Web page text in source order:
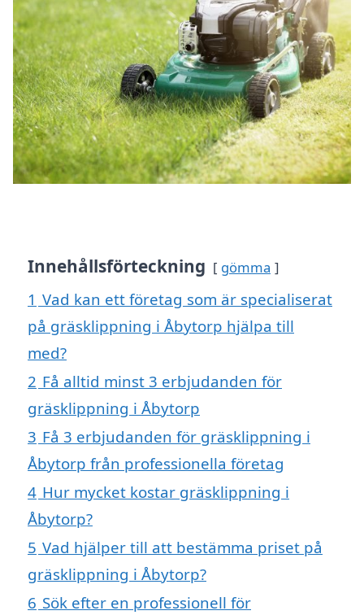
Innehållsförteckning gömma
1 Vad kan ett företag som är specialiserat
på gräsklippning i Åbytorp hjälpa till
med?
2 Få alltid minst 3 erbjudanden för
gräsklippning i Åbytorp
3 Få 3 erbjudanden för gräsklippning i
Åbytorp från professionella företag
4 Hur mycket kostar gräsklippning i
Åbytorp?
5 Vad hjälper till att bestämma priset på
gräsklippning i Åbytorp?
6 Sök efter en professionell för